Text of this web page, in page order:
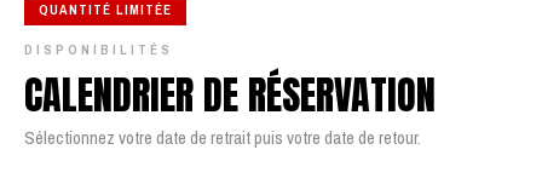
QUANTITÉ LIMITÉE
DISPONIBILITÉS
CALENDRIER DE RÉSERVATION
Sélectionnez votre date de retrait puis votre date de retour.